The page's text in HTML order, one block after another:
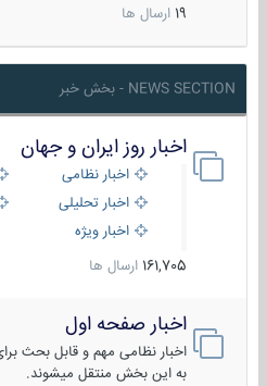
ارسال ها
NEWS SECTION - بخش خبر
اخبار روز ایران و جهان
اخبار نظامی
اخبار تحلیلی
اخبار ویژه
161,705 ارسال ها
اخبار صفحه اول
اخبار نظامی مهم و قابل بحث برای
به این بخش منتقل میشوند.